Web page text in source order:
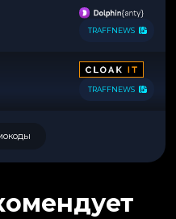
TRAFFNEWS
TRAFFNEWS